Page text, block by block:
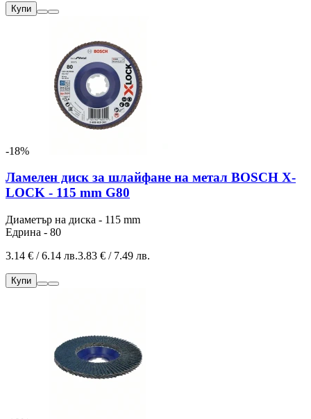
Купи
-18%
Ламелен диск за шлайфане на метал BOSCH X-
LOCK - 115 mm G80
Диаметър на диска - 115 mm
Едрина - 80
3.14 € / 6.14 лв.3.83 € / 7.49 лв.
Купи